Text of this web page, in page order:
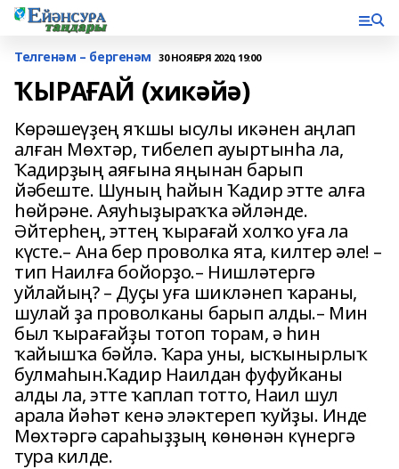
Телгенәм – бергенәм 30 НОЯБРЯ 2020, 19:00
ҠЫРАҒАЙ (хикәйә)
Көрәшеүҙең яҡшы ысулы икәнен аңлап
алған Мөхтәр, тибелеп ауыртынһа ла,
Ҡадирҙың аяғына яңынан барып
йәбеште. Шуның һайын Ҡадир этте алға
һөйрәне. Аяуһыҙыраҡҡа әйләнде.
Әйтерһең, эттең ҡырағай холҡо уға ла
күсте.– Ана бер проволка ята, килтер әле! –
тип Наилға бойорҙо.– Нишләтергә
уйлайың? – Дуҫы уға шикләнеп ҡараны,
шулай ҙа проволканы барып алды.– Мин
был ҡырағайҙы тотоп торам, ә һин
ҡайышҡа бәйлә. Ҡара уны, ысҡынырлыҡ
булмаһын.Ҡадир Наилдан фуфуйканы
алды ла, этте ҡаплап тотто, Наил шул
арала йәһәт кенә эләктереп ҡуйҙы. Инде
Мөхтәргә сараһыҙҙың көнөнән күнергә
тура килде.